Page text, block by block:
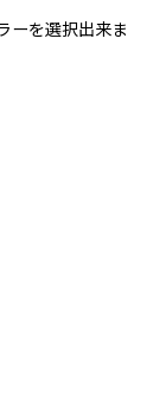
ーを選択出来ま